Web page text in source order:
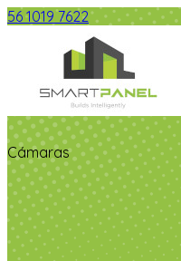
56 1019 7622
Cámaras